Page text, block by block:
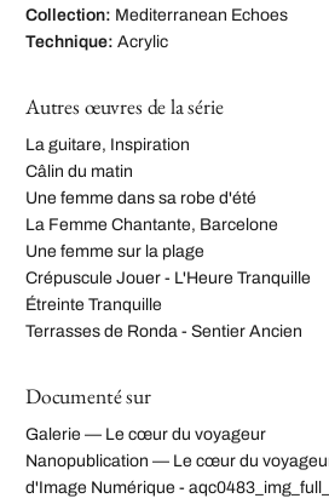
Collection: Mediterranean Echoes
Technique: Acrylic
Autres œuvres de la série
La guitare, Inspiration
Câlin du matin
Une femme dans sa robe d'été
La Femme Chantante, Barcelone
Une femme sur la plage
Crépuscule Jouer - L'Heure Tranquille
Étreinte Tranquille
Terrasses de Ronda - Sentier Ancien
Documenté sur
Galerie — Le cœur du voyageur
Nanopublication — Le cœur du
d'Image Numérique -